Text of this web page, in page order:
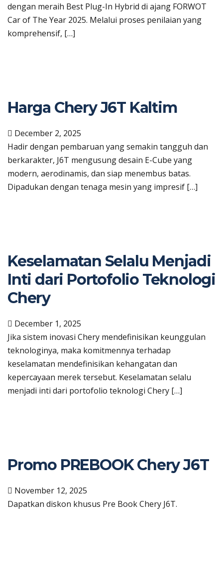
dengan meraih Best Plug-In Hybrid di ajang FORWOT
Car of The Year 2025. Melalui proses penilaian yang
komprehensif, […]
Harga Chery J6T Kaltim
December 2, 2025
Hadir dengan pembaruan yang semakin tangguh dan
berkarakter, J6T mengusung desain E-Cube yang
modern, aerodinamis, dan siap menembus batas.
Dipadukan dengan tenaga mesin yang impresif […]
Keselamatan Selalu Menjadi
Inti dari Portofolio Teknologi
Chery
December 1, 2025
Jika sistem inovasi Chery mendefinisikan keunggulan
teknologinya, maka komitmennya terhadap
keselamatan mendefinisikan kehangatan dan
kepercayaan merek tersebut. Keselamatan selalu
menjadi inti dari portofolio teknologi Chery […]
Promo PREBOOK Chery J6T
November 12, 2025
Dapatkan diskon khusus Pre Book Chery J6T.